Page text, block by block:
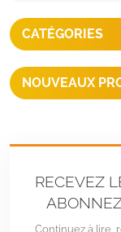
CATÉGORIES
NOUVEAUX
RECEVEZ
Continuez à lire,